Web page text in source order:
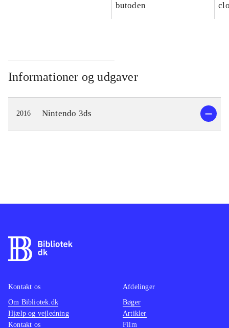
butoden
Informationer og udgaver
2016 Nintendo 3ds
Kontakt os
Om Bibliotek.dk
Hjælp og vejledning
Kontakt os
Afdelinger
Bøger
Artikler
Film